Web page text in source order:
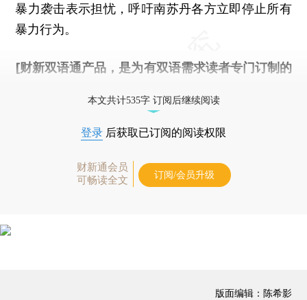
暴力袭击表示担忧，呼吁南苏丹各方立即停止所有
暴力行为。
[财新双语通产品，是为有双语需求读者专门订制的
本文共计535字 订阅后继续阅读
登录 后获取已订阅的阅读权限
财新通会员
可畅读全文
订阅/会员升级
版面编辑：陈希影